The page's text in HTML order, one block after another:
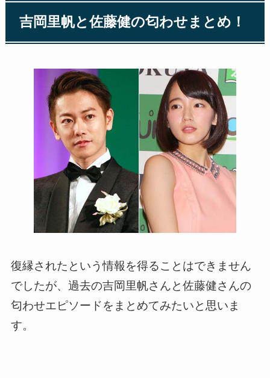
吉岡里帆と佐藤健の匂わせまとめ！
復縁されたという情報を得ることはできません
でしたが、過去の吉岡里帆さんと佐藤健さんの
匂わせエピソードをまとめてみたいと思いま
す。